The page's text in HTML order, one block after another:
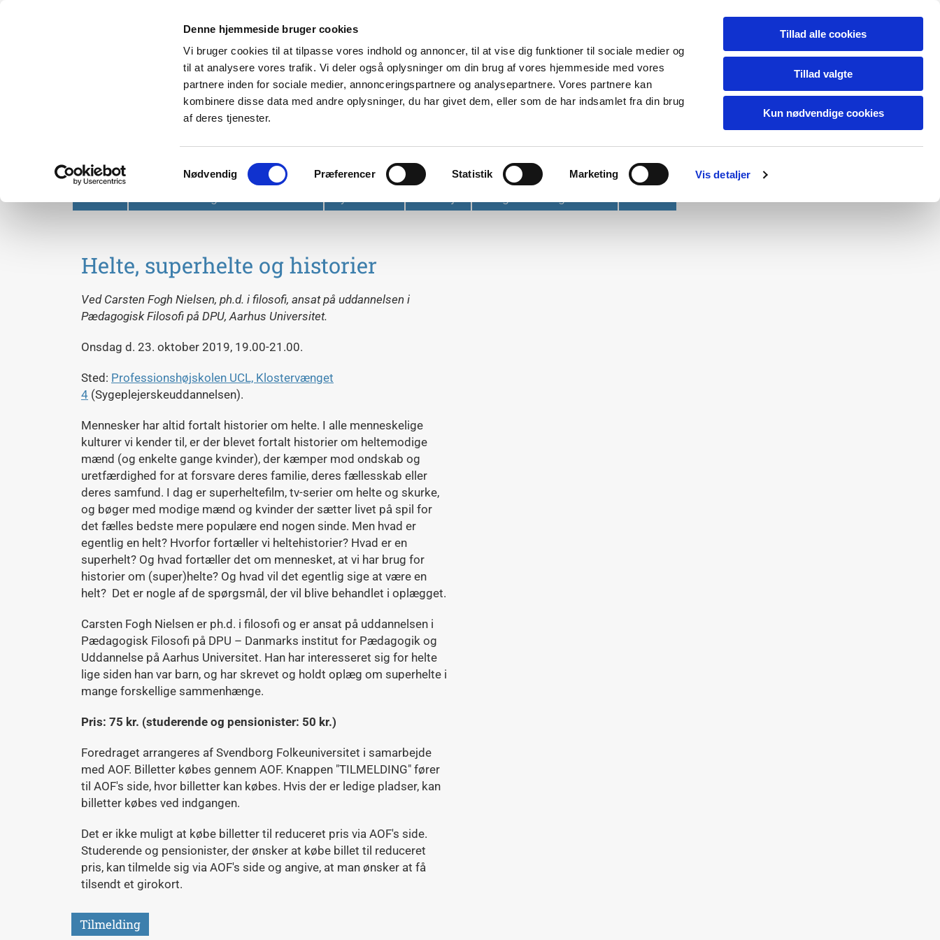
Denne hjemmeside bruger cookies
Vi bruger cookies til at tilpasse vores indhold og annoncer, til at vise dig funktioner til sociale medier og
til at analysere vores trafik. Vi deler også oplysninger om din brug af vores hjemmeside med vores
partnere inden for sociale medier, annonceringspartnere og analysepartnere. Vores partnere kan
kombinere disse data med andre oplysninger, du har givet dem, eller som de har indsamlet fra din brug
af deres tjenester.
Nødvendig Præferencer Statistik Marketing Vis detaljer
Tillad alle cookies
Tillad valgte
Kun nødvendige cookies
Helte, superhelte og historier
Ved Carsten Fogh Nielsen, ph.d. i filosofi, ansat på uddannelsen i
Pædagogisk Filosofi på DPU, Aarhus Universitet.
Onsdag d. 23. oktober 2019, 19.00-21.00.
Sted: Professionshøjskolen UCL, Klostervænget
4 (Sygeplejerskeuddannelsen).
Mennesker har altid fortalt historier om helte. I alle menneskelige
kulturer vi kender til, er der blevet fortalt historier om heltemodige
mænd (og enkelte gange kvinder), der kæmper mod ondskab og
uretfærdighed for at forsvare deres familie, deres fællesskab eller
deres samfund. I dag er superheltefilm, tv-serier om helte og skurke,
og bøger med modige mænd og kvinder der sætter livet på spil for
det fælles bedste mere populære end nogen sinde. Men hvad er
egentlig en helt? Hvorfor fortæller vi heltehistorier? Hvad er en
superhelt? Og hvad fortæller det om mennesket, at vi har brug for
historier om (super)helte? Og hvad vil det egentlig sige at være en
helt? Det er nogle af de spørgsmål, der vil blive behandlet i oplægget.
Carsten Fogh Nielsen er ph.d. i filosofi og er ansat på uddannelsen i
Pædagogisk Filosofi på DPU – Danmarks institut for Pædagogik og
Uddannelse på Aarhus Universitet. Han har interesseret sig for helte
lige siden han var barn, og har skrevet og holdt oplæg om superhelte i
mange forskellige sammenhænge.
Pris: 75 kr. (studerende og pensionister: 50 kr.)
Foredraget arrangeres af Svendborg Folkeuniversitet i samarbejde
med AOF. Billetter købes gennem AOF. Knappen "TILMELDING" fører
til AOF's side, hvor billetter kan købes. Hvis der er ledige pladser, kan
billetter købes ved indgangen.
Det er ikke muligt at købe billetter til reduceret pris via AOF's side.
Studerende og pensionister, der ønsker at købe billet til reduceret
pris, kan tilmelde sig via AOF's side og angive, at man ønsker at få
tilsendt et girokort.
Tilmelding